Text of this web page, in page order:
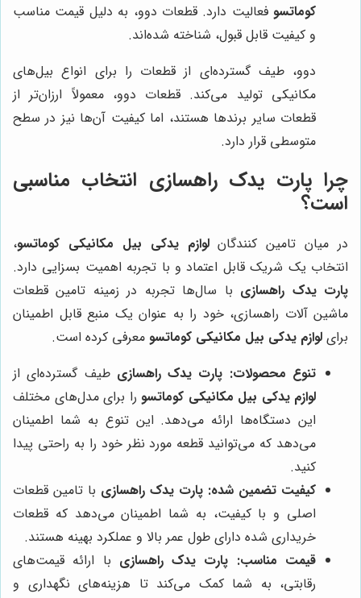
کوماتسو فعالیت دارد. قطعات دوو، به دلیل قیمت مناسب
و کیفیت قابل قبول، شناخته شده‌اند.
دوو، طیف گسترده‌ای از قطعات را برای انواع بیل‌های
مکانیکی تولید می‌کند. قطعات دوو، معمولاً ارزان‌تر از
قطعات سایر برندها هستند، اما کیفیت آن‌ها نیز در سطح
متوسطی قرار دارد.
چرا پارت یدک راهسازی انتخاب مناسبی
است؟
در میان تامین کنندگانلوازم یدکی بیل مکانیکی کوماتسو،
انتخاب یک شریک قابل اعتماد و با تجربه اهمیت بسزایی دارد.
پارت یدک راهسازی با سال‌ها تجربه در زمینه تامین قطعات
ماشین آلات راهسازی، خود را به عنوان یک منبع قابل اطمینان
برای لوازم یدکی بیل مکانیکی کوماتسو معرفی کرده است.
تنوع محصولات: پارت یدک راهسازی طیف گسترده‌ای از
لوازم یدکی بیل مکانیکی کوماتسو را برای مدل‌های مختلف
این دستگاه‌ها ارائه می‌دهد. این تنوع به شما اطمینان
می‌دهد که می‌توانید قطعه مورد نظر خود را به راحتی پیدا
کنید.
کیفیت تضمین شده: پارت یدک راهسازی با تامین قطعات
اصلی و با کیفیت، به شما اطمینان می‌دهد که قطعات
خریداری شده دارای طول عمر بالا و عملکرد بهینه هستند.
قیمت مناسب: پارت یدک راهسازی با ارائه قیمت‌های
رقابتی، به شما کمک می‌کند تا هزینه‌های نگهداری و